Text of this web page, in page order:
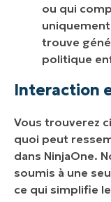
ou qui
trouve
politique
Interaction
Vous trouverez
quoi peut
dans NinjaOne.
soumis à une
ce qui simplifie